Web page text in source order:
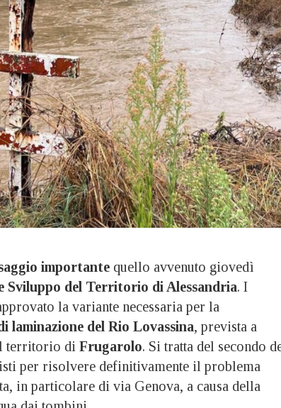
importante quello avvenuto giovedì
Sviluppo del Territorio di Alessandria. I
la variante necessaria per la
laminazione del Rio Lovassina, prevista a
territorio di Frugarolo. Si tratta del secondo
per risolvere definitivamente il problema
in particolare di via Genova, a causa della